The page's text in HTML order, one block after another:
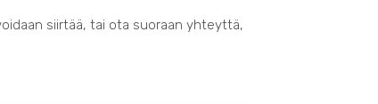
siirtää, tai ota suoraan yhteyttä,